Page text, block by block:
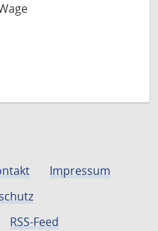
Impressum
RSS-Feed